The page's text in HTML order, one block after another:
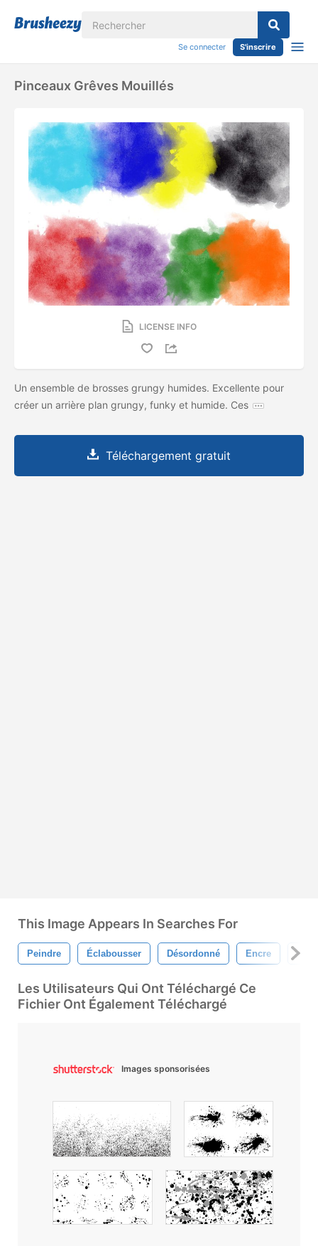
Se connecter S'inscrire
Pinceaux Grêves Mouillés
LICENSE INFO
Un ensemble de brosses grungy humides. Excellente pour
créer un arrière plan grungy, funky et humide. Ces
Téléchargement gratuit
This Image Appears In Searches For
Peindre Éclabousser Désordonné Encre
Les Utilisateurs Qui Ont Téléchargé Ce
Fichier Ont Également Téléchargé
Images sponsorisées